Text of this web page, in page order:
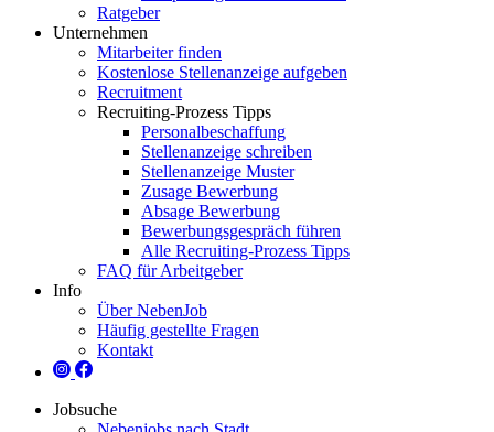
Ratgeber
Unternehmen
Mitarbeiter finden
Kostenlose Stellenanzeige aufgeben
Recruitment
Recruiting-Prozess Tipps
Personalbeschaffung
Stellenanzeige schreiben
Stellenanzeige Muster
Zusage Bewerbung
Absage Bewerbung
Bewerbungsgespräch führen
Alle Recruiting-Prozess Tipps
FAQ für Arbeitgeber
Info
Über NebenJob
Häufig gestellte Fragen
Kontakt
Jobsuche